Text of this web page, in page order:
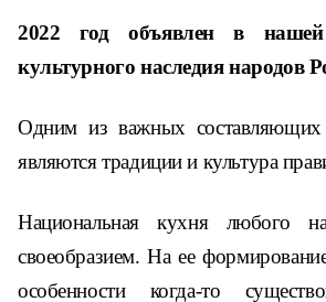
2022 год объявлен в
культурного наследия народов
Одним из важных составляющих
являются традиции и культура
Национальнаякухня любого
своеобразием. На ее
особенности когда-то